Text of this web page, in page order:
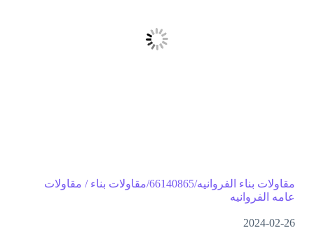
مقاولات بناء الفروانيه/66140865/مقاولات بناء / مقاولات
عامه الفروانيه
2024-02-26